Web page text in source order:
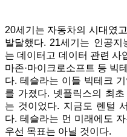
20세기는 자동차의 시대였고
발달했다. 21세기는 인공지
는 데이터고 데이터 관련 사
마존·마이크로소프트 등 빅
다. 테슬라는 이들 빅테크
를 가졌다. 넷플릭스의 최
는 것이었다. 지금도 렌털
다. 테슬라는 먼 미래에도
우선 목표는 아닐 것이다.